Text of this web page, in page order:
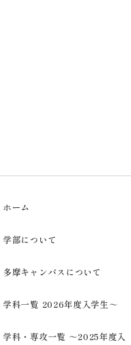
ホーム
学部について
多摩キャンパスについて
学科一覧 2026年度入学生～
学科・専攻一覧 ～2025年度入